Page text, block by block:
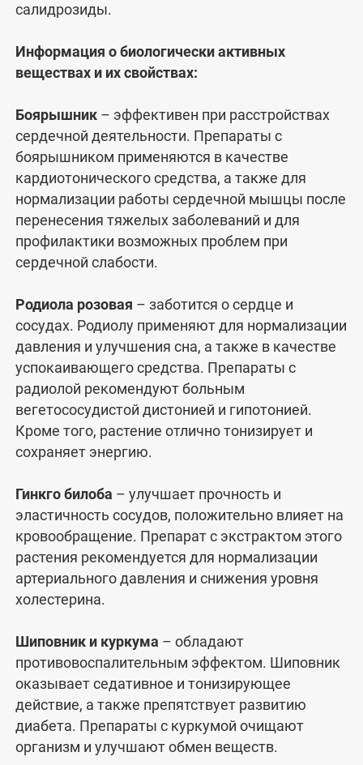
салидрозиды.
Информация о биологически активных
веществах и их свойствах:
Боярышник – эффективен при расстройствах
сердечной деятельности. Препараты с
боярышником применяются в качестве
кардиотонического средства, а также для
нормализации работы сердечной мышцы после
перенесения тяжелых заболеваний и для
профилактики возможных проблем при
сердечной слабости.
Родиола розовая – заботится о сердце и
сосудах. Родиолу применяют для нормализации
давления и улучшения сна, а также в качестве
успокаивающего средства. Препараты с
радиолой рекомендуют больным
вегетососудистой дистонией и гипотонией.
Кроме того, растение отлично тонизирует и
сохраняет энергию.
Гинкго билоба – улучшает прочность и
эластичность сосудов, положительно влияет на
кровообращение. Препарат с экстрактом этого
растения рекомендуется для нормализации
артериального давления и снижения уровня
холестерина.
Шиповник и куркума – обладают
противовоспалительным эффектом. Шиповник
оказывает седативное и тонизирующее
действие, а также препятствует развитию
диабета. Препараты с куркумой очищают
организм и улучшают обмен веществ.